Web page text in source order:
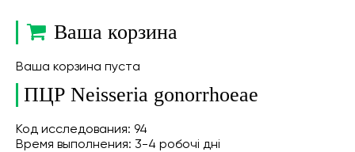
Ваша корзина
Ваша корзина пуста
ПЦР Neisseria gonorrhoeae
Код исследования: 94
Время выполнения: 3-4 робочі дні